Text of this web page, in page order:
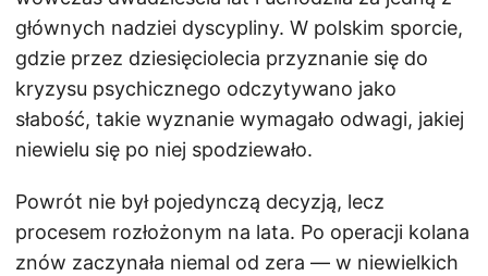
głównych nadziei dyscypliny. W polskim sporcie,
gdzie przez dziesięciolecia przyznanie się do
kryzysu psychicznego odczytywano jako
słabość, takie wyznanie wymagało odwagi, jakiej
niewielu się po niej spodziewało.
Powrót nie był pojedynczą decyzją, lecz
procesem rozłożonym na lata. Po operacji kolana
znów zaczynała niemal od zera — w niewielkich